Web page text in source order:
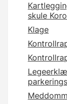
skule
Klage